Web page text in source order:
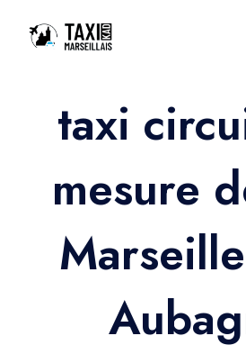
Accueil
Trajet Gare SNCF
Trajet Port croisière
Trajet Séminaire
Réservation
Actualités & évènements
taxi
mesure